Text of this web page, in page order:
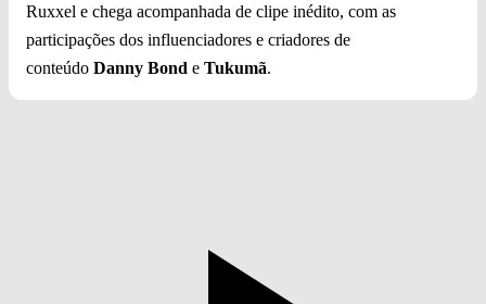
Ruxxel e chega acompanhada de clipe inédito, com as
participações dos influenciadores e criadores de
conteúdo Danny Bond e Tukumã.